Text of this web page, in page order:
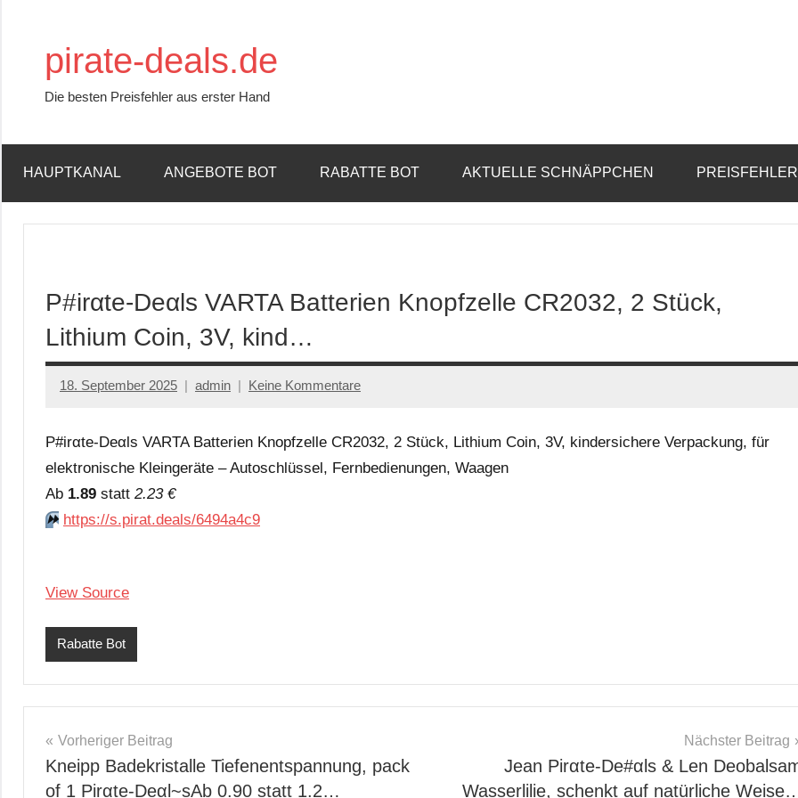
springenpirate-deals.de
Die besten Preisfehler aus erster Hand
HAUPTKANAL ANGEBOTE BOT RABATTE BOT AKTUELLE SCHNÄPPCHEN
P#irαtе-Dеαls VARTA Batterien Knopfzelle CR2032, 2 Stück,
Lithium Coin, 3V, kind…
18. September 2025 admin Keine Kommentare
P#irαtе-Dеαls VARTA Batterien Knopfzelle CR2032, 2 Stück, Lithium Coin, 3V, kindersichere Verpackung, für
elektronische Kleingeräte – Autoschlüssel, Fernbedienungen, Waagen
Аb 1.89 statt 2.23 €
⏩️ https://s.pirat.deals/6494a4c9
View Source
Rabatte Bot
Beitragsnavigation
Vorheriger Beitrag
Kneipp Badekristalle Tiefenentspannung, pack
of 1 Pirαtе-Dеαl~sАb 0.90 statt 1.2…
Nächster Beitrag
Jean Pirαtе-Dе#αls & Len
Wasserlilie, schenkt auf natürliche